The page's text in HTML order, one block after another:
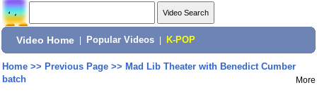
Video Home Popular Videos K-POP
Home>> Previous Page>> Mad Lib Theater with Benedict Cumber
batch
More